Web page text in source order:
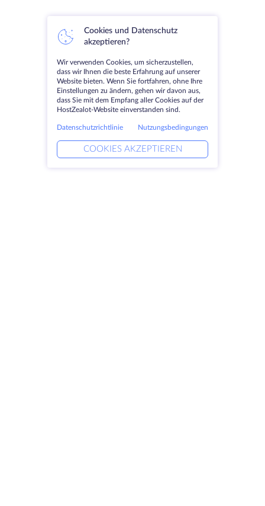
Cookies und Datenschutz
akzeptieren?
Wir verwenden Cookies, um sicherzustellen,
dass wir Ihnen die beste Erfahrung auf unserer
Website bieten. Wenn Sie fortfahren, ohne Ihre
Einstellungen zu ändern, gehen wir davon aus,
dass Sie mit dem Empfang aller Cookies auf der
HostZealot-Website einverstanden sind.
Datenschutzrichtlinie Nutzungsbedingungen
COOKIES AKZEPTIEREN